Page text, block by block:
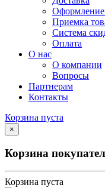
Оформление
Приемка
Система
Оплата
О нас
О компании
Вопросы
Партнерам
Контакты
Корзина пуста
×
Корзина
Корзина пуста